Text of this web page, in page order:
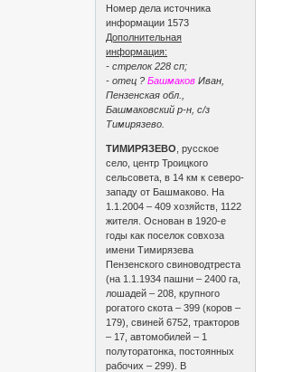
Номер дела источника
информации 1573
Дополнительная
информация:
- стрелок 228 сп;
- отец ?Башмаков Иван,
Пензенская обл.,
Башмаковский р-н, с/з
Тимирязево.
ТИМИРЯЗЕВО , русское
село, центр Троицкого
сельсовета, в 14 км к северо-
западу от Башмаково. На
1.1.2004 – 409 хозяйств, 1122
жителя. Основан в 1920-е
годы как поселок совхоза
имени Тимирязева
Пензенского свиноводтреста
(на 1.1.1934 пашни – 2400 га,
лошадей – 208, крупного
рогатого скота – 399 (коров –
179), свиней 6752, тракторов
– 17, автомобилей – 1
полуторатонка, постоянных
рабочих – 299). В